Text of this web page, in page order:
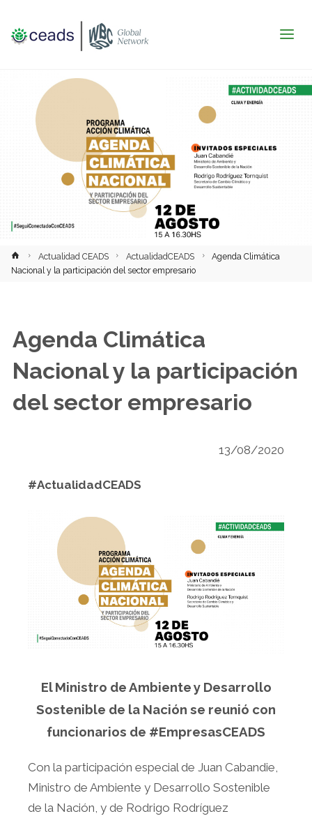
InicioActualidad CEADS ActualidadCEADS
Agenda Climática
Nacional y la participación del sector empresario
Agenda Climática
Nacional y la participación
del sector empresario
13/08/2020
#ActualidadCEADS
El Ministro de Ambiente y Desarrollo
Sostenible de la Nación se reunió con
funcionarios de #EmpresasCEADS
Con la participación especial de Juan Cabandie,
Ministro de Ambiente y Desarrollo Sostenible
de la Nación, y de Rodrigo Rodríguez